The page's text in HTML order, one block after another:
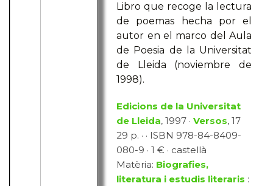
Libro que recoge la lectura
de poemas hecha por el
autor en el marco del Aula
de Poesia de la Universitat
de Lleida (noviembre de
1998).
Edicions de la Universitat
de Lleida, 1997 ·Versos, 17
29 p. · · ISBN 978-84-8409-
080-9 · 1 € · castellà
Matèria: Biografies,
literatura i estudis literaris :